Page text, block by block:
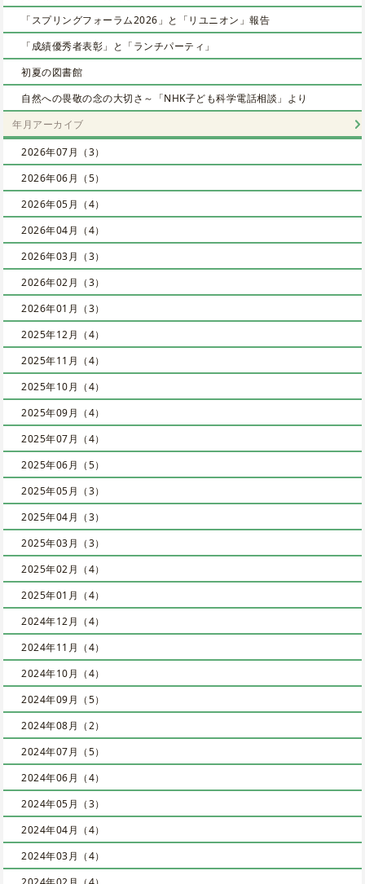
「スプリングフォーラム2026」と「リユニオン」報告
「成績優秀者表彰」と「ランチパーティ」
初夏の図書館
自然への畏敬の念の大切さ～「NHK子ども科学電話相談」より
年月アーカイブ
2026年07月（3）
2026年06月（5）
2026年05月（4）
2026年04月（4）
2026年03月（3）
2026年02月（3）
2026年01月（3）
2025年12月（4）
2025年11月（4）
2025年10月（4）
2025年09月（4）
2025年07月（4）
2025年06月（5）
2025年05月（3）
2025年04月（3）
2025年03月（3）
2025年02月（4）
2025年01月（4）
2024年12月（4）
2024年11月（4）
2024年10月（4）
2024年09月（5）
2024年08月（2）
2024年07月（5）
2024年06月（4）
2024年05月（3）
2024年04月（4）
2024年03月（4）